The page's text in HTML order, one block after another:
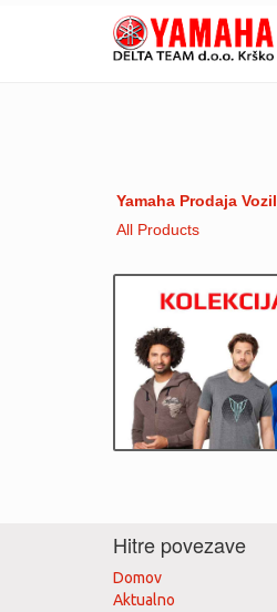
Yamaha Prodaja Vozil
All Products
Hitre povezave
Domov
Aktualno